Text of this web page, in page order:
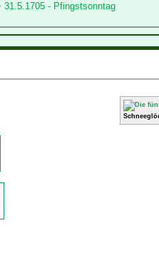
31.5.1705 - Pfingstsonntag